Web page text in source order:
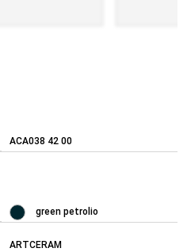
ACA038 42 00
green petrolio
ARTCERAM